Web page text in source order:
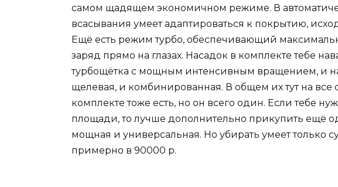
самом щадящем экономичном режиме. В
всасывания умеет адаптироваться к покрытию,
Ещё есть режим турбо, обеспечивающий
заряд прямо на глазах. Насадок в комплекте тебе
турбощётка с мощным интенсивным вращением, и
щелевая, и комбинированная. В общем их тут на все
комплекте тоже есть, но он всего один. Если тебе
площади, то лучше дополнительно прикупить ещё
мощная и универсальная. Но убирать умеет только
примерно в 90000 р.